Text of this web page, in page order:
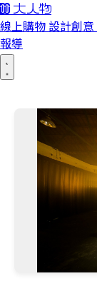
線上購物 設計創意
報導